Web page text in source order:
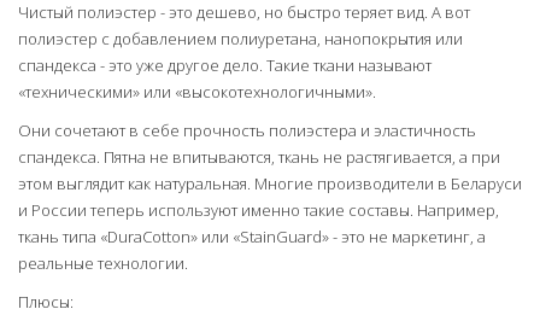
Чистый полиэстер - это дешево, но быстро теряет вид. А вот
полиэстер с добавлением полиуретана, нанопокрытия или
спандекса - это уже другое дело. Такие ткани называют
«техническими» или «высокотехнологичными».
Они сочетают в себе прочность полиэстера и эластичность
спандекса. Пятна не впитываются, ткань не растягивается, а при
этом выглядит как натуральная. Многие производители в Беларуси
и России теперь используют именно такие составы. Например,
ткань типа «DuraCotton» или «StainGuard» - это не маркетинг, а
реальные технологии.
Плюсы: